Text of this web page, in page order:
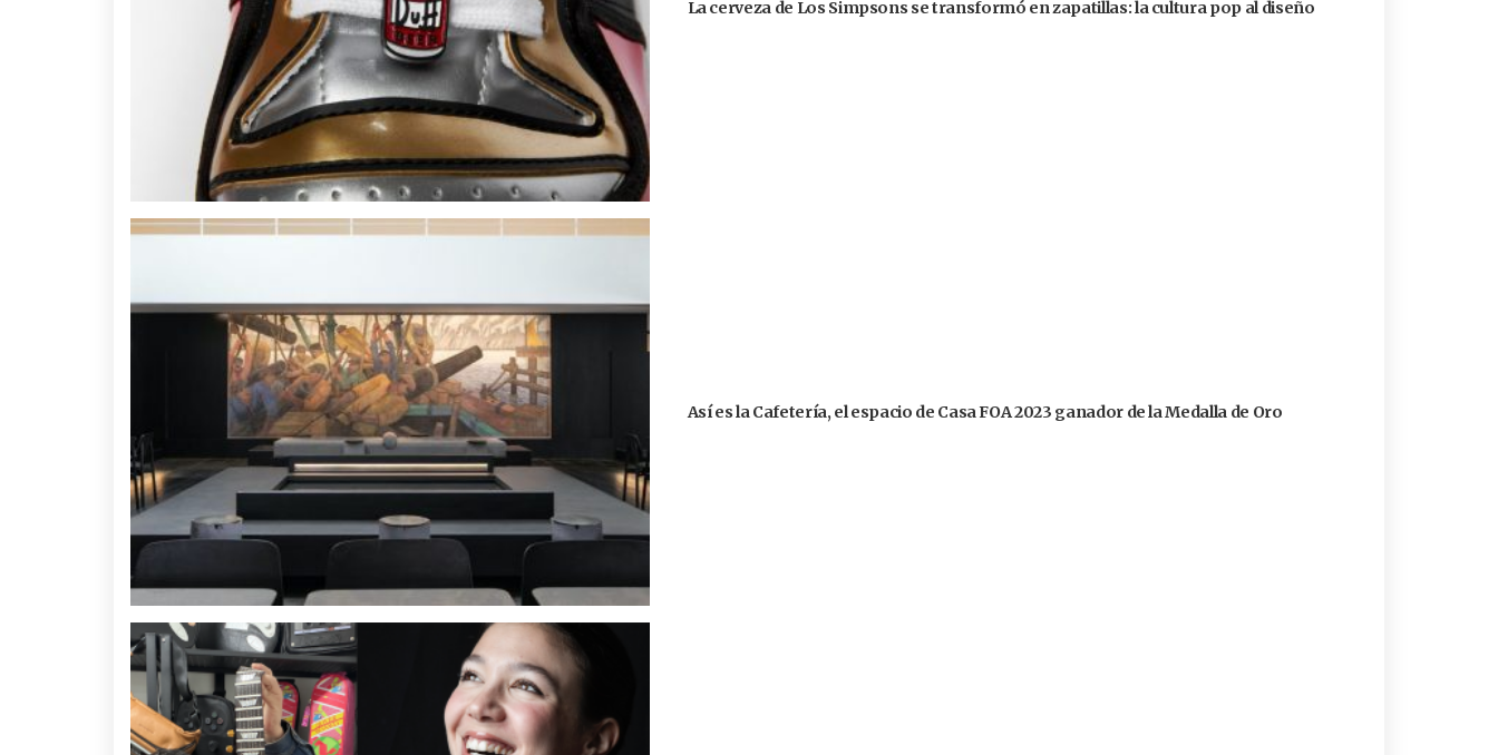
La cerveza de Los Simpsons se transformó en zapatillas: la cultura pop al diseño
Así es la Cafetería, el espacio de Casa FOA 2023 ganador de la Medalla de Oro